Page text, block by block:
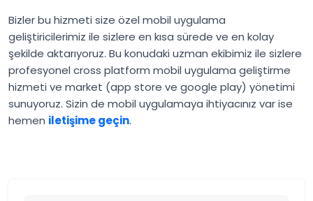
Bizler bu hizmeti size özel mobil uygulama
geliştiricilerimiz ile sizlere en kısa sürede ve en kolay
şekilde aktarıyoruz. Bu konudaki uzman ekibimiz ile sizlere
profesyonel cross platform mobil uygulama geliştirme
hizmeti ve market (app store ve google play) yönetimi
sunuyoruz. Sizin de mobil uygulamaya ihtiyacınız var ise
hemen iletişime geçin.